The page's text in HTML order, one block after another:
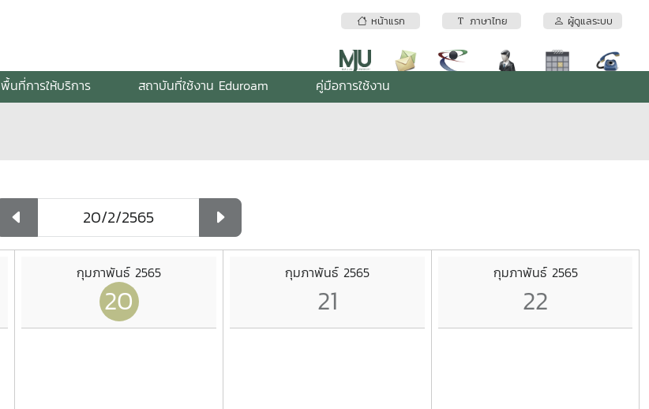
หน้าแรก ภาษาไทย ผู้ดูแลระบบ
พื้นที่การให้บริการ สถาบันที่ใช้งาน Eduroam คู่มือการใช้งาน
กุมภาพันธ์ 2565
20
กุมภาพันธ์ 2565
21
กุมภาพันธ์ 2565
22